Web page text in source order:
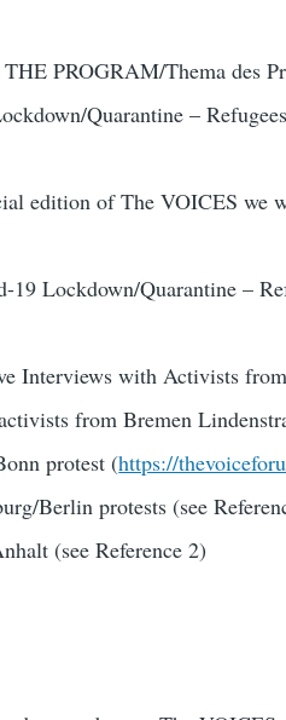
PROGRAM/Thema des
Quarantine –
edition of The VOICES we
19 Lockdown/Quarantine –
Interviews with Activists
from Bremen
protest (https://
Berlin protests (see
(see Reference 2)